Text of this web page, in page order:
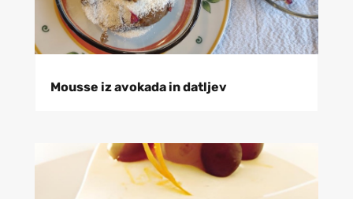
Mousse iz avokada in datljev